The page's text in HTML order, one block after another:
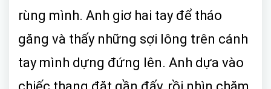
rùng mình. Anh giơ hai tay để tháo
găng và thấy những sợi lông trên cánh
tay mình dựng đứng lên. Anh dựa vào